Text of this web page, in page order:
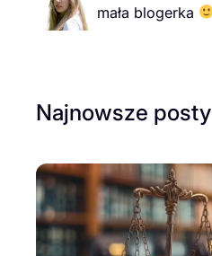
mała blogerka
Najnowsze posty